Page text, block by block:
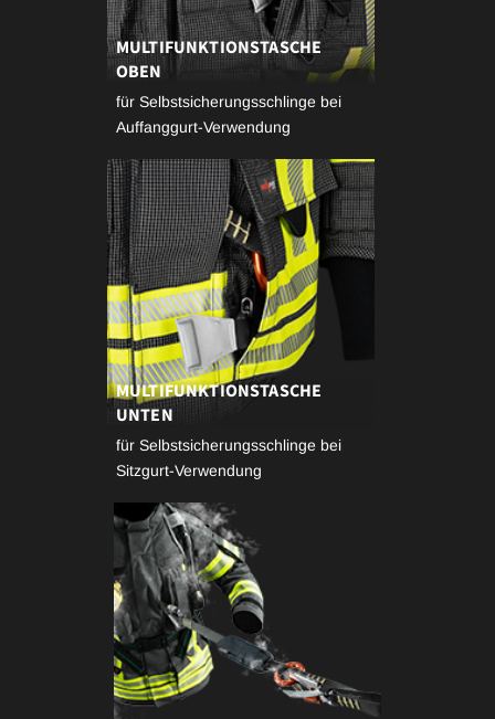
MULTIFUNKTIONSTASCHE
OBEN
für Selbstsicherungsschlinge bei
Auffanggurt-Verwendung
MULTIFUNKTIONSTASCHE
UNTEN
für Selbstsicherungsschlinge bei
Sitzgurt-Verwendung